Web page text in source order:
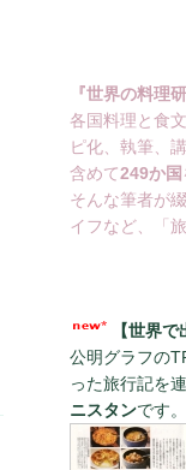
『世界の料理
各国料理と食
ピ化、執筆、
含めて249か国
そんな筆者が
イフなど、「
【世界
公明グラフの
った旅行記を
ニスタンです。